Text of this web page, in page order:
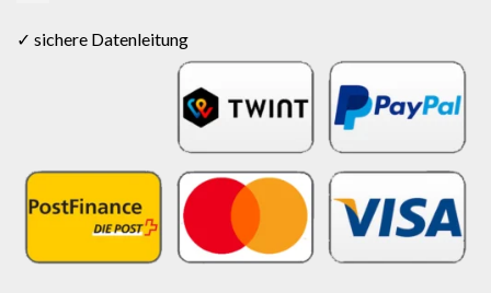
✓ sichere Datenleitung